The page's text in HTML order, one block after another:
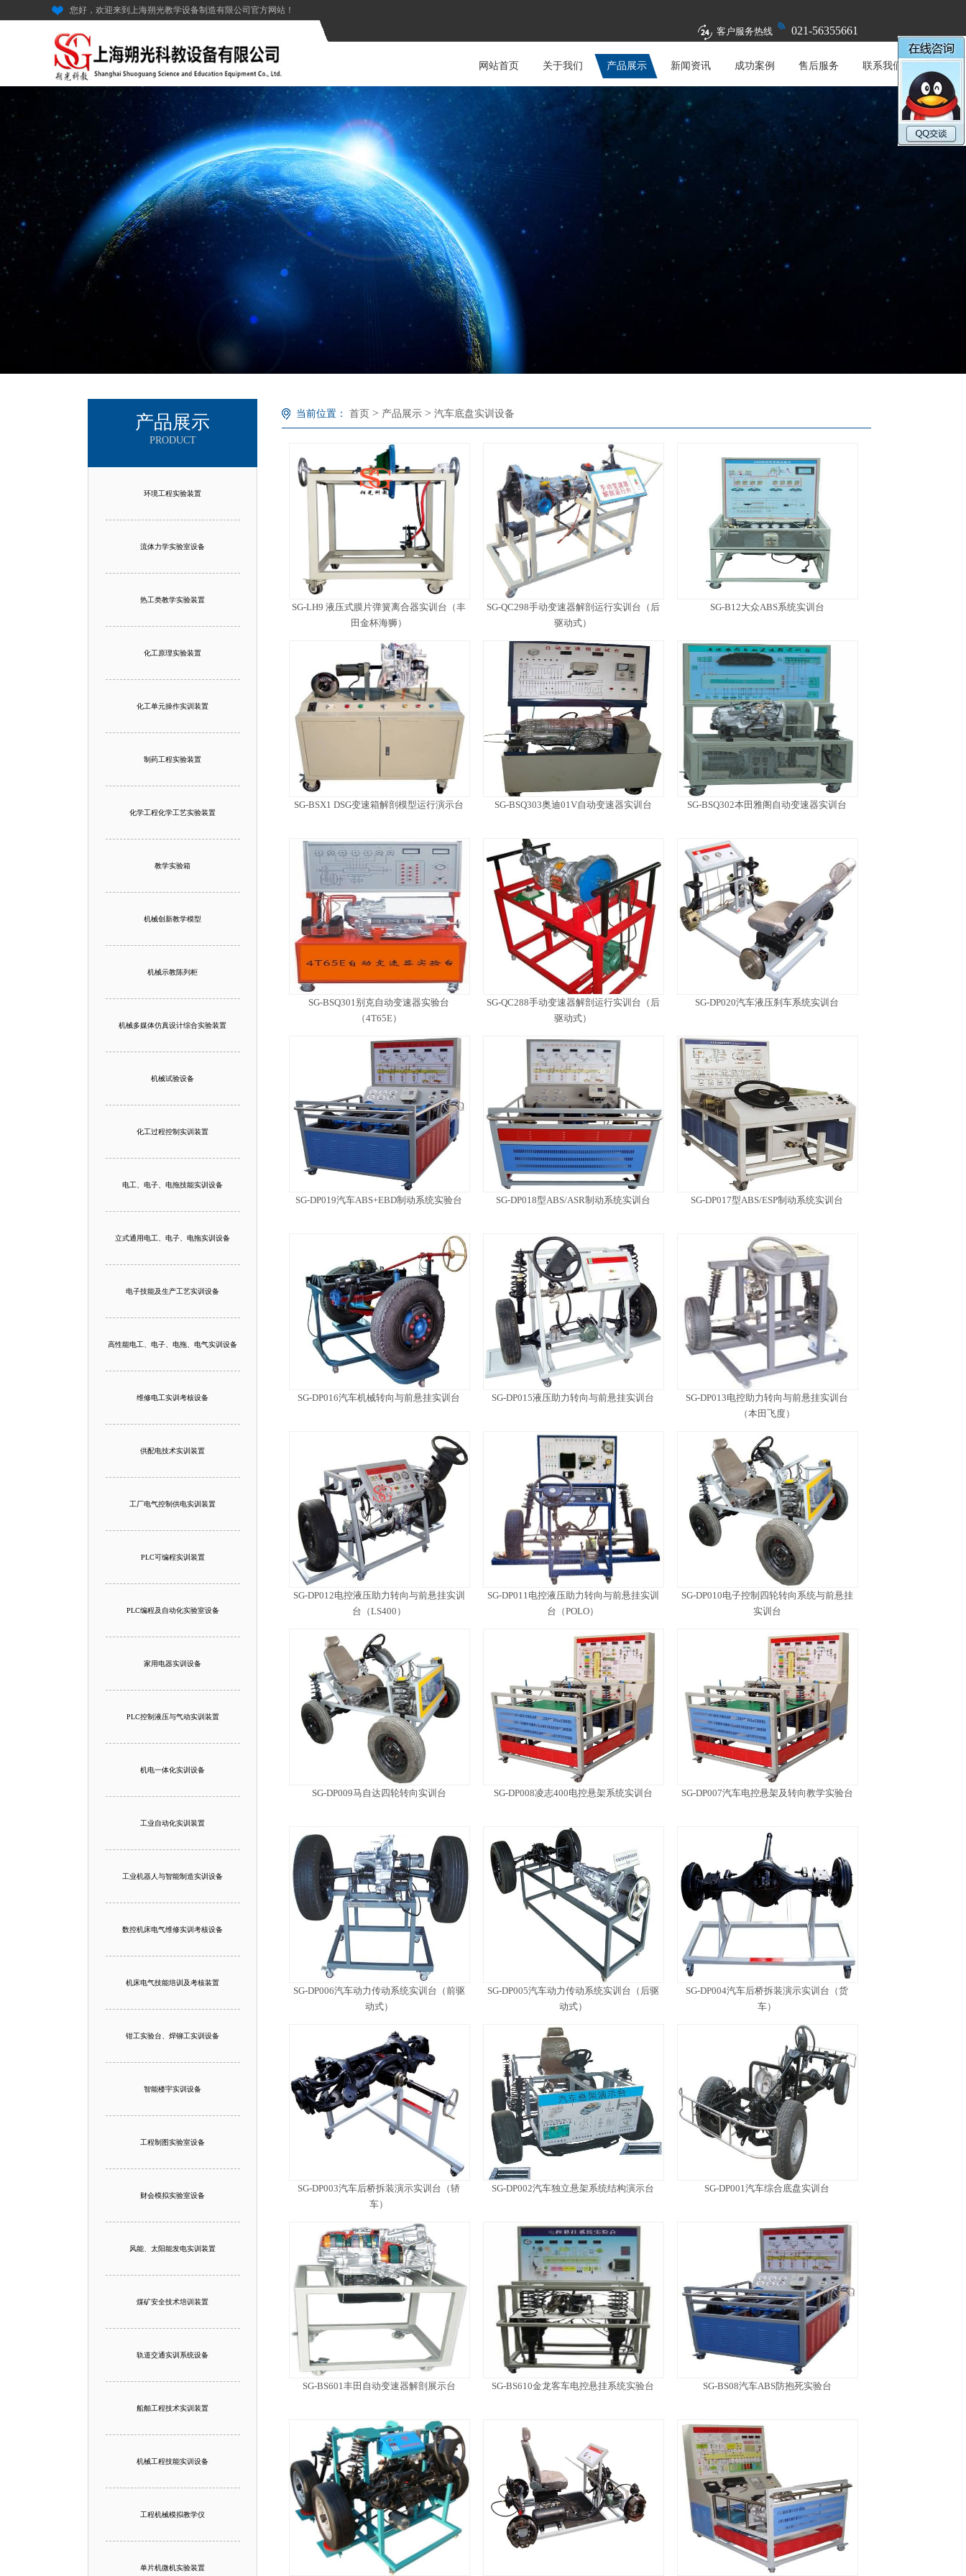
您好，欢迎来到上海朔光教学设备制造有限公司官方网站！
客户服务热线 021-56355661
网站首页 关于我们 产品展示 新闻资讯 成功案例 售后服务 联系我们
产品展示
PRODUCT
环境工程实验装置
流体力学实验室设备
热工类教学实验装置
化工原理实验装置
化工单元操作实训装置
制药工程实验装置
化学工程化学工艺实验装置
教学实验箱
机械创新教学模型
机械示教陈列柜
机械多媒体仿真设计综合实验装置
机械试验设备
化工过程控制实训装置
电工、电子、电拖技能实训设备
立式通用电工、电子、电拖实训设备
电子技能及生产工艺实训设备
高性能电工、电子、电拖、电气实训设备
维修电工实训考核设备
供配电技术实训装置
工厂电气控制供电实训装置
PLC可编程实训装置
PLC编程及自动化实验室设备
家用电器实训设备
PLC控制液压与气动实训装置
机电一体化实训设备
工业自动化实训装置
工业机器人与智能制造实训设备
数控机床电气维修实训考核设备
机床电气技能培训及考核装置
钳工实验台、焊铆工实训设备
智能楼宇实训设备
工程制图实验室设备
财会模拟实验室设备
风能、太阳能发电实训装置
煤矿安全技术培训装置
轨道交通实训系统设备
船舶工程技术实训装置
机械工程技能实训设备
工程机械模拟教学仪
单片机微机实验装置
当前位置： 首页 > 产品展示 > 汽车底盘实训设备
SG-LH9 液压式膜片弹簧离合器实训台（丰
田金杯海狮）
SG-QC298手动变速器解剖运行实训台（后
驱动式）
SG-B12大众ABS系统实训台
SG-BSX1 DSG变速箱解剖模型运行演示台 SG-BSQ303奥迪01V自动变速器实训台 SG-BSQ302本田雅阁自动变速器实训台
SG-BSQ301别克自动变速器实验台
（4T65E）
SG-QC288手动变速器解剖运行实训台（后
驱动式）
SG-DP020汽车液压刹车系统实训台
SG-DP019汽车ABS+EBD制动系统实验台 SG-DP018型ABS/ASR制动系统实训台 SG-DP017型ABS/ESP制动系统实训台
SG-DP016汽车机械转向与前悬挂实训台 SG-DP015液压助力转向与前悬挂实训台
SG-DP013电控助力转向与前悬挂实训台
（本田飞度）
SG-DP012电控液压助力转向与前悬挂实训
台（LS400）
SG-DP011电控液压助力转向与前悬挂实训
台（POLO）
SG-DP010电子控制四轮转向系统与前悬挂
实训台
SG-DP009马自达四轮转向实训台 SG-DP008凌志400电控悬架系统实训台 SG-DP007汽车电控悬架及转向教学实验台
SG-DP006汽车动力传动系统实训台（前驱
动式）
SG-DP005汽车动力传动系统实训台（后驱
动式）
SG-DP004汽车后桥拆装演示实训台（货
车）
SG-DP003汽车后桥拆装演示实训台（轿
车）
SG-DP002汽车独立悬架系统结构演示台 SG-DP001汽车综合底盘实训台
SG-BS601丰田自动变速器解剖展示台 SG-BS610金龙客车电控悬挂系统实验台 SG-BS08汽车ABS防抱死实验台